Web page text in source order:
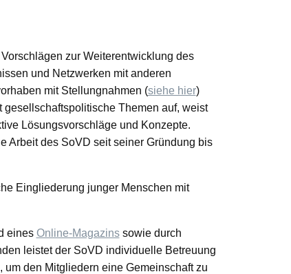
zur Weiterentwicklung des
und Netzwerken mit anderen
mit Stellungnahmen (siehe hier)
Themen auf, weist
Lösungsvorschläge und Konzepte.
Arbeit des SoVD seit seiner Gründung bis
Eingliederung junger Menschen mit
eines Online-Magazinssowie durch
leistet der SoVD individuelle Betreuung
den Mitgliedern eine Gemeinschaft zu